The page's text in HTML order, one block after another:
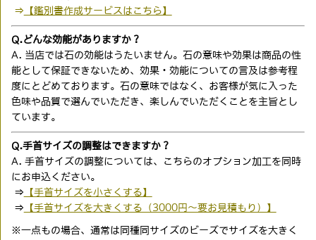
⇒ 【鑑別書作成サービスはこちら】
Q.どんな効能がありますか？
A. 当店では石の効能はうたいません。石の意味や効果は商品の性
能として保証できないため、効果・効能についての言及は参考程
度にとどめております。石の意味ではなく、お客様が気に入った
色味や品質で選んでいただき、楽しんでいただくことを主旨とし
ています。
Q.手首サイズの調整はできますか？
A. 手首サイズの調整については、こちらのオプション加工を同時
にお申込ください。
⇒ 【手首サイズを小さくする】
⇒ 【手首サイズを大きくする（3000円〜要お見積もり）】
※一点もの場合、通常は同種同サイズのビーズでサイズを大きく